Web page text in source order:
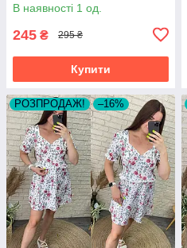
В наявності 1 од.
245 ₴ 295 ₴
Купити
РОЗПРОДАЖ! –16%